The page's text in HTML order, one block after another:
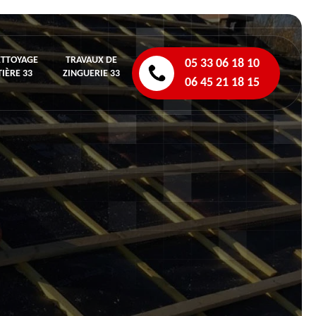
33
TRAVAUX DE
ZINGUERIE 33
05 33 06 18 10
06 45 21 18 15